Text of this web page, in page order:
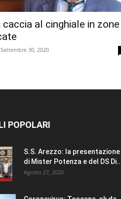
caccia al cinghiale in zone
Settembre 30, 2020
POPOLARI
S.S. Arezzo: la presentazione
di Mister Potenza e del DS
Agosto 27, 2020